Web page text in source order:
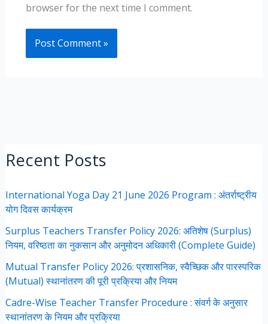
browser for the next time I comment.
Recent Posts
International Yoga Day 21 June 2026 Program : अंतर्राष्ट्रीय
योग दिवस कार्यक्रम
Surplus Teachers Transfer Policy 2026: अतिशेष (Surplus)
नियम, वरिष्ठता का नुकसान और अनुमोदन अधिकारी (Complete Guide)
Mutual Transfer Policy 2026: प्रशासनिक, स्वैच्छिक और पारस्परिक
(Mutual) स्थानांतरण की पूरी प्रक्रिया और नियम
Cadre-Wise Teacher Transfer Procedure : संवर्ग के अनुसार
स्थानांतरण के नियम और प्रक्रिया